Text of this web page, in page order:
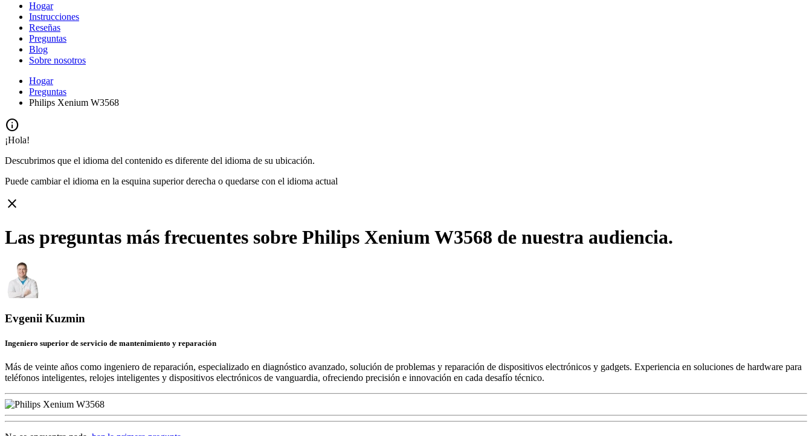
Hogar
Instrucciones
Reseñas
Preguntas
Blog
Sobre nosotros
Hogar
Preguntas
Philips Xenium W3568
info
¡Hola!
Descubrimos que el idioma del contenido es diferente del idioma de su ubicación.
Puede cambiar el idioma en la esquina superior derecha o quedarse con el idioma actual
close
Las preguntas más frecuentes sobre Philips Xenium W3568 de nuestra audiencia.
Evgenii Kuzmin
Ingeniero superior de servicio de mantenimiento y reparación
Más de veinte años como ingeniero de reparación, especializado en diagnóstico avanzado, solución de problemas y reparación de dispositivos electrónicos y gadgets. Experiencia en soluciones de hardware para
teléfonos inteligentes, relojes inteligentes y dispositivos electrónicos de vanguardia, ofreciendo precisión e innovación en cada desafío técnico.